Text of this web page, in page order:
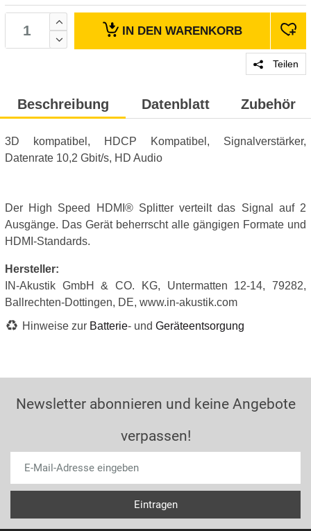
IN DEN WARENKORB
Teilen
Beschreibung Datenblatt Zubehör
3D kompatibel, HDCP Kompatibel, Signalverstärker,
Datenrate 10,2 Gbit/s, HD Audio
Der High Speed HDMI® Splitter verteilt das Signal auf 2
Ausgänge. Das Gerät beherrscht alle gängigen Formate und
HDMI-Standards.
Hersteller:
IN-Akustik GmbH & CO. KG, Untermatten 12-14, 79282,
Ballrechten-Dottingen, DE, www.in-akustik.com
Hinweise zur Batterie- und Geräteentsorgung
Newsletter abonnieren und keine Angebote
verpassen!